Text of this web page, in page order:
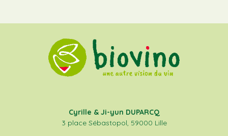
Cyrille & Ji-yun DUPARCQ
3 place Sébastopol, 59000 Lille